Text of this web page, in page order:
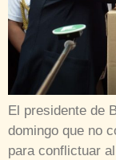
El presidente de
domingo que no
para conflictuar